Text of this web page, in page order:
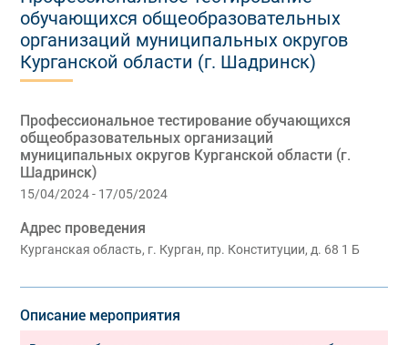
обучающихся общеобразовательных
организаций муниципальных округов
Курганской области (г. Шадринск)
Профессиональное тестирование обучающихся
общеобразовательных организаций
муниципальных округов Курганской области (г.
Шадринск)
15/04/2024 - 17/05/2024
Адрес проведения
Курганская область, г. Курган, пр. Конституции, д. 68 1 Б
Описание мероприятия